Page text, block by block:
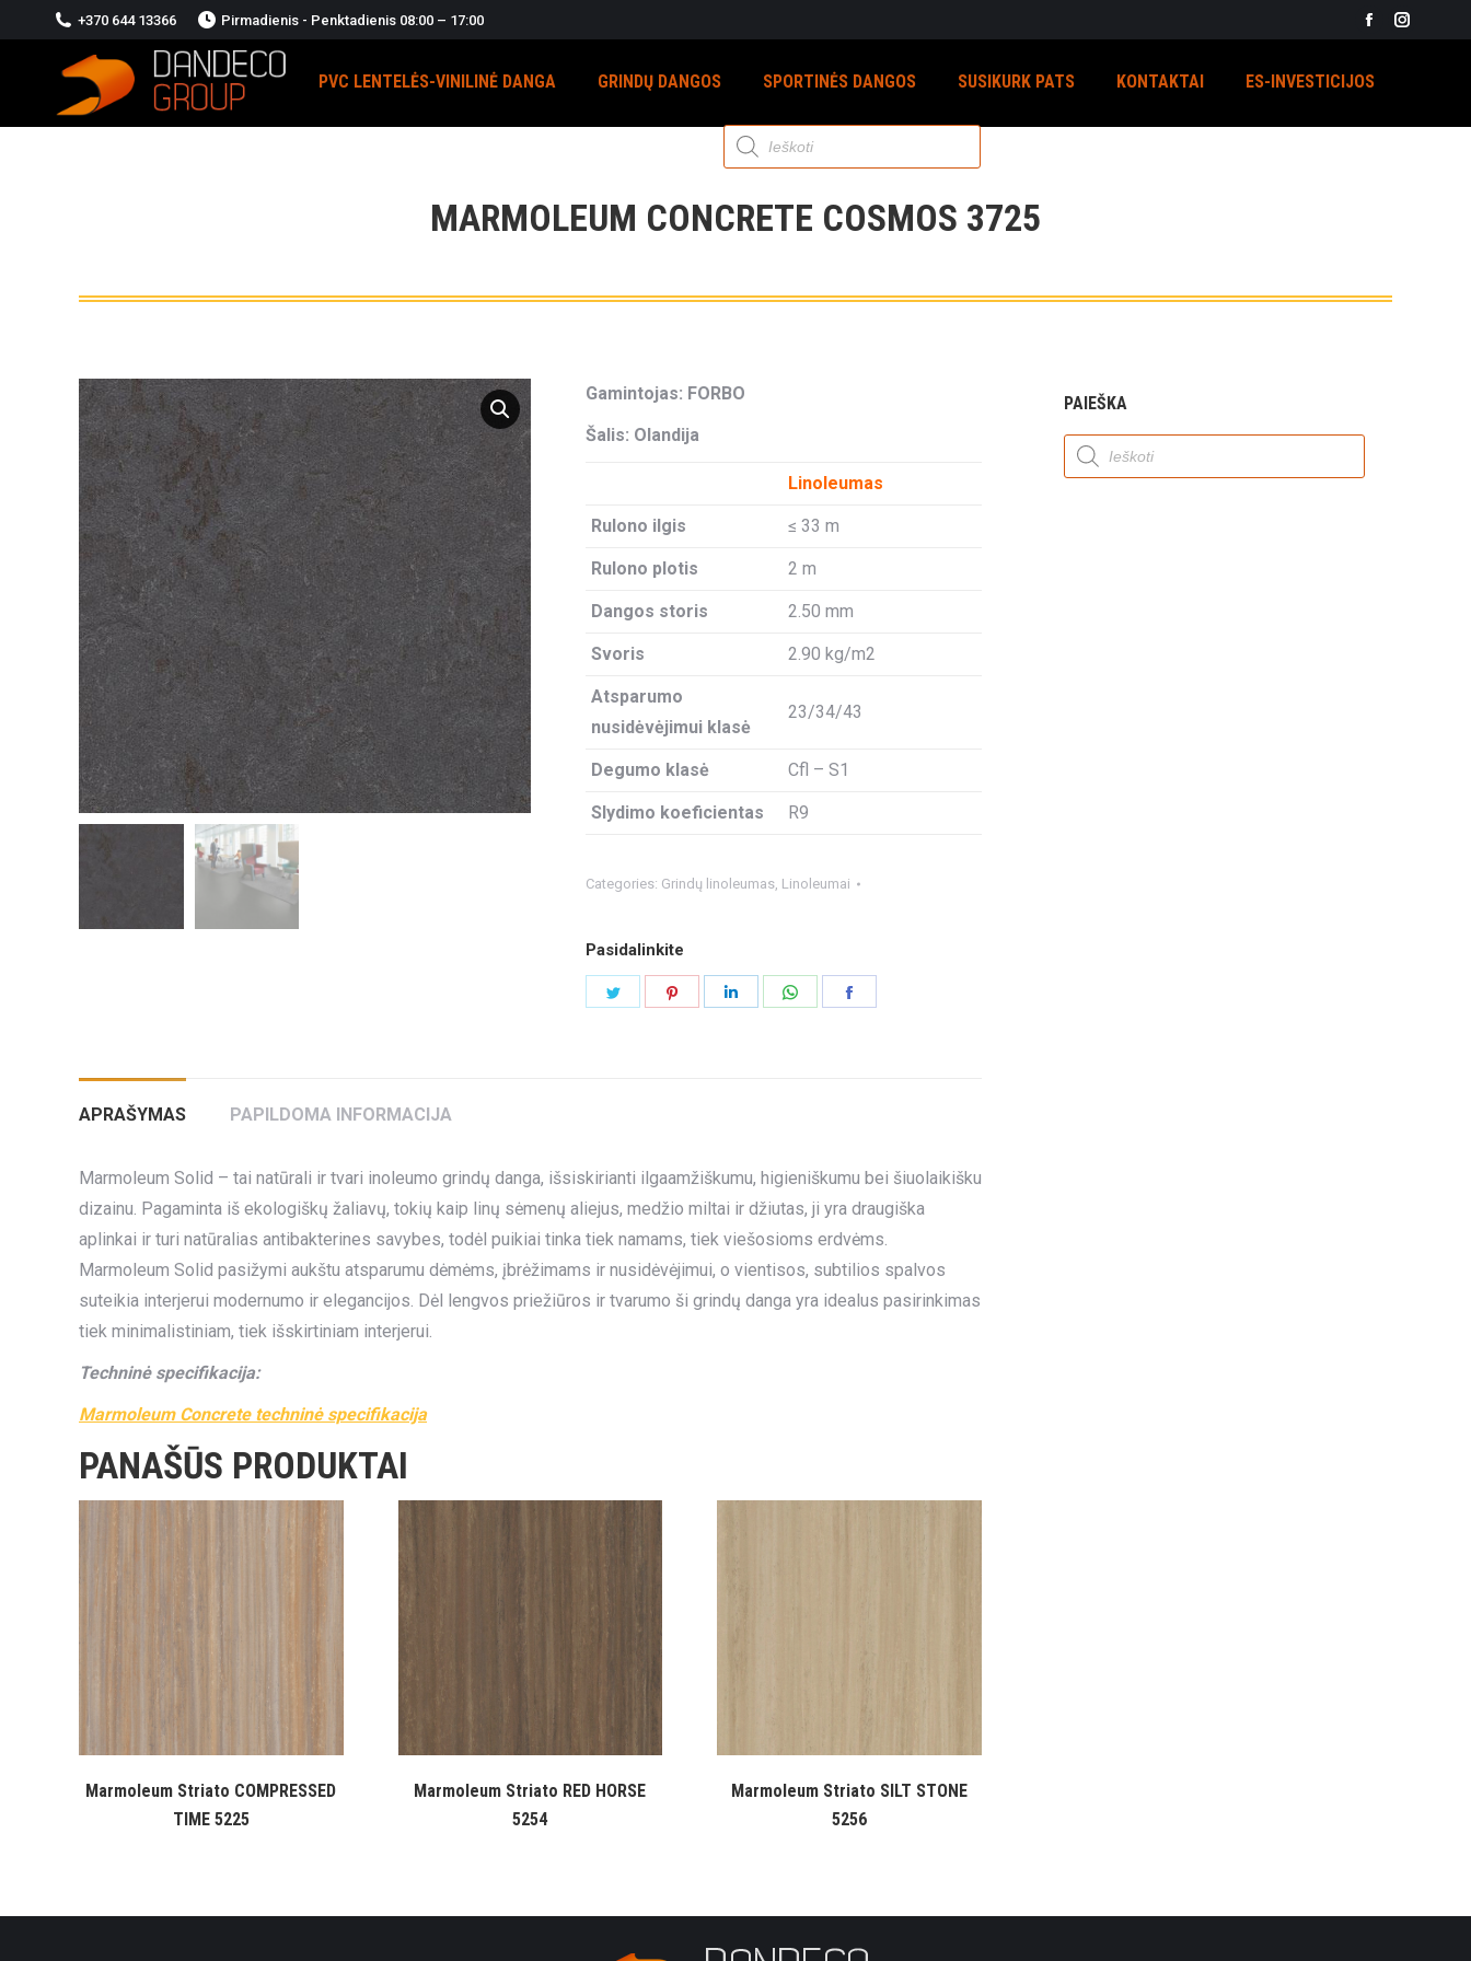
+370 644 13366 Pirmadienis - Penktadienis 08:00 – 17:00
Facebook
opens
PVC LENTELĖS-VINILINĖ DANGA GRINDŲ DANGOS SPORTINĖS DANGOS SUSIKURK PATS KONTAKTAI ES-INVESTICIJOS
Products
search
MARMOLEUM CONCRETE COSMOS 3725
Gamintojas: FORBO
Šalis: Olandija
Linoleumas
Rulono ilgis ≤ 33 m
Rulono plotis 2 m
Dangos storis 2.50 mm
Svoris 2.90 kg/m2
Atsparumo
nusidėvėjimui klasė
23/34/43
Degumo klasė Cfl – S1
Slydimo koeficientas R9
Categories: Grindų linoleumas, Linoleumai
Pasidalinkite
Share
Share
APRAŠYMAS PAPILDOMA INFORMACIJA
Marmoleum Solid – tai natūrali ir tvari inoleumo grindų danga, išsiskirianti ilgaamžiškumu, higieniškumu bei šiuolaikišku
dizainu. Pagaminta iš ekologiškų žaliavų, tokių kaip linų sėmenų aliejus, medžio miltai ir džiutas, ji yra draugiška
aplinkai ir turi natūralias antibakterines savybes, todėl puikiai tinka tiek namams, tiek viešosioms erdvėms.
Marmoleum Solid pasižymi aukštu atsparumu dėmėms, įbrėžimams ir nusidėvėjimui, o vientisos, subtilios spalvos
suteikia interjerui modernumo ir elegancijos. Dėl lengvos priežiūros ir tvarumo ši grindų danga yra idealus pasirinkimas
tiek minimalistiniam, tiek išskirtiniam interjerui.
Techninė specifikacija:
Marmoleum Concrete techninė specifikacija
PANAŠŪS PRODUKTAI
Marmoleum Striato COMPRESSED
TIME 5225
Marmoleum Striato RED HORSE
5254
Marmoleum Striato SILT STONE
5256
PAIEŠKA
Products
search